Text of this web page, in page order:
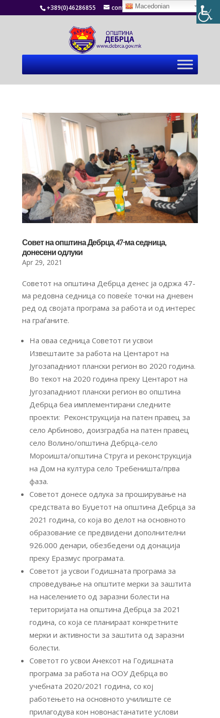
+389(0)46286855 contact@debrca.gov.mk
Совет на општина Дебрца, 47-ма седница,
донесени одлуки
Apr 29, 2021
Советот на општина Дебрца денес ја одржа 47-
ма редовна седница со повеќе точки на дневен
ред од својата програма за работа и од интерес
на граѓаните.
На оваа седница Советот ги усвои
Извештаите за работа на Центарот на
Југозападниот плански регион во 2020 година.
Во текот на 2020 година преку Центарот на
Југозападниот плански регион во општина
Дебрца беа имплементирани следните
проекти: Реконструкција на патен правец за
село Арбиново, доизградба на патен правец
село Волино/општина Дебрца-село
Мороишта/општина Струга и реконструкција
на Дом на култура село Требеништа/прва
фаза.
Советот донесе одлука за проширување на
средствата во Буџетот на општина Дебрца за
2021 година, со која во делот на основното
образование се предвидени дополнителни
926.000 денари, обезбедени од донација
преку Еразмус програмата.
Советот ја усвои Годишната програма за
спроведување на општите мерки за заштита
на населението од заразни болести на
територијата на општина Дебрца за 2021
година, со која се планираат конкретните
мерки и активности за заштита од заразни
болести.
Советот го усвои Анексот на Годишната
програма за работа на ООУ Дебрца во
учебната 2020/2021 година, со кој
работењето на основното училиште се
прилагодува кон новонастанатите услови
Macedonian